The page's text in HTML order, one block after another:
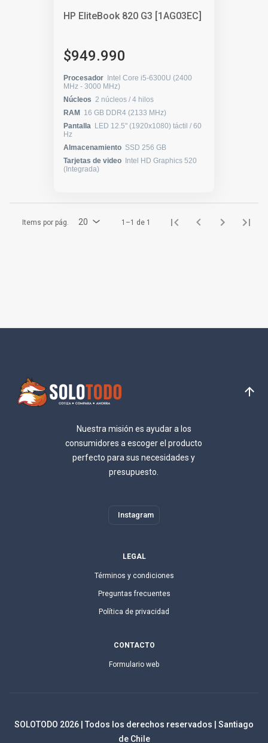
HP EliteBook 820 G3 [1AG03EC]
$949.990
Procesador Intel Core i5-6300U (2400
MHz - 3000 MHz)
Núcleos
2 núcleos / 4 hilos
RAM 16 GB DDR4 (2133 MHz)
Pantalla LED 12.5" (1920x1080) táctil / 60
Hz
Almacenamiento SSD 256 GB
Tarjetas de video Intel HD Graphics 520
(Integrada)
Items por pág. 20 1–1 de 1
Nuestra misión es ayudar a los
consumidores a escoger el producto
perfecto para sus necesidades y
presupuesto.
Instagram
LEGAL
Términos y condiciones
Preguntas frecuentes
Política de privacidad
CONTACTO
Formulario web
SOLOTODO 2026 | Todos los derechos reservados | Santiago
de Chile